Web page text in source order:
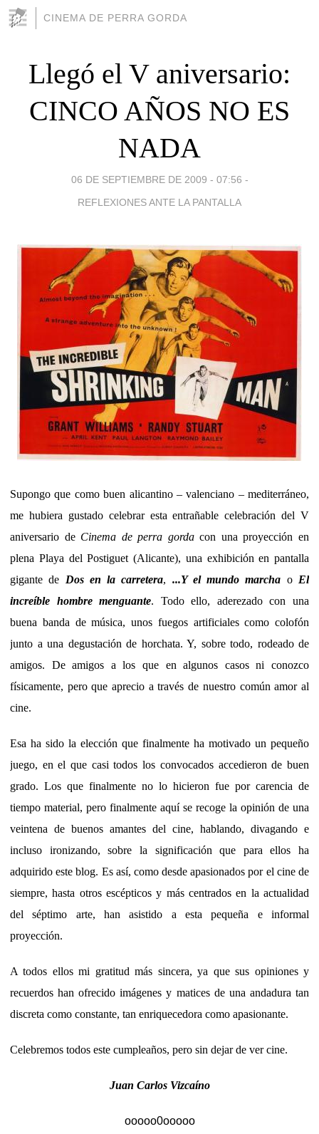
CINEMA DE PERRA GORDA
Llegó el V aniversario:
CINCO AÑOS NO ES
NADA
06 DE SEPTIEMBRE DE 2009 - 07:56 -
REFLEXIONES ANTE LA PANTALLA
Supongo que como buen alicantino – valenciano – mediterráneo,
me hubiera gustado celebrar esta entrañable celebración del V
aniversario de Cinema de perra gordacon una proyección en
plena Playa del Postiguet (Alicante), una exhibición en pantalla
gigante de Dos en la carretera, ...Y el mundo marcha o El
increíble hombre menguante. Todo ello, aderezado con una
buena banda de música, unos fuegos artificiales como colofón
junto a una degustación de horchata. Y, sobre todo, rodeado de
amigos. De amigos a los que en algunos casos ni conozco
físicamente, pero que aprecio a través de nuestro común amor al
cine.
Esa ha sido la elección que finalmente ha motivado un pequeño
juego, en el que casi todos los convocados accedieron de buen
grado. Los que finalmente no lo hicieron fue por carencia de
tiempo material, pero finalmente aquí se recoge la opinión de una
veintena de buenos amantes del cine, hablando, divagando e
incluso ironizando, sobre la significación que para ellos ha
adquirido este blog. Es así, como desde apasionados por el cine de
siempre, hasta otros escépticos y más centrados en la actualidad
del séptimo arte, han asistido a esta pequeña e informal
proyección.
A todos ellos mi gratitud más sincera, ya que sus opiniones y
recuerdos han ofrecido imágenes y matices de una andadura tan
discreta como constante, tan enriquecedora como apasionante.
Celebremos todos este cumpleaños, pero sin dejar de ver cine.
Juan Carlos Vizcaíno
ooooo0ooooo